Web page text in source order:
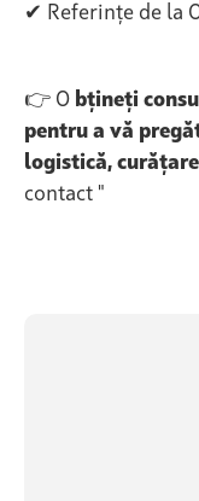
✔ Referințe de la
👉 O bțineți
pentru a vă
logistică,
contact "